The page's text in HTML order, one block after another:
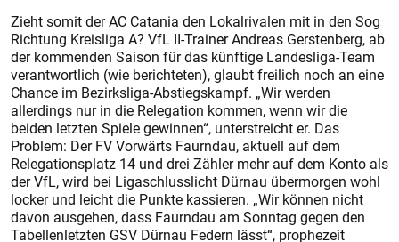
Zieht somit der AC Catania den Lokalrivalen mit in den Sog
Richtung Kreisliga A? VfL II-Trainer Andreas Gerstenberg, ab
der kommenden Saison für das künftige Landesliga-Team
verantwortlich (wie berichteten), glaubt freilich noch an eine
Chance im Bezirksliga-Abstiegskampf. „Wir werden
allerdings nur in die Relegation kommen, wenn wir die
beiden letzten Spiele gewinnen“, unterstreicht er. Das
Problem: Der FV Vorwärts Faurndau, aktuell auf dem
Relegationsplatz 14 und drei Zähler mehr auf dem Konto als
der VfL, wird bei Ligaschlusslicht Dürnau übermorgen wohl
locker und leicht die Punkte kassieren. „Wir können nicht
davon ausgehen, dass Faurndau am Sonntag gegen den
Tabellenletzten GSV Dürnau Federn lässt“, prophezeit